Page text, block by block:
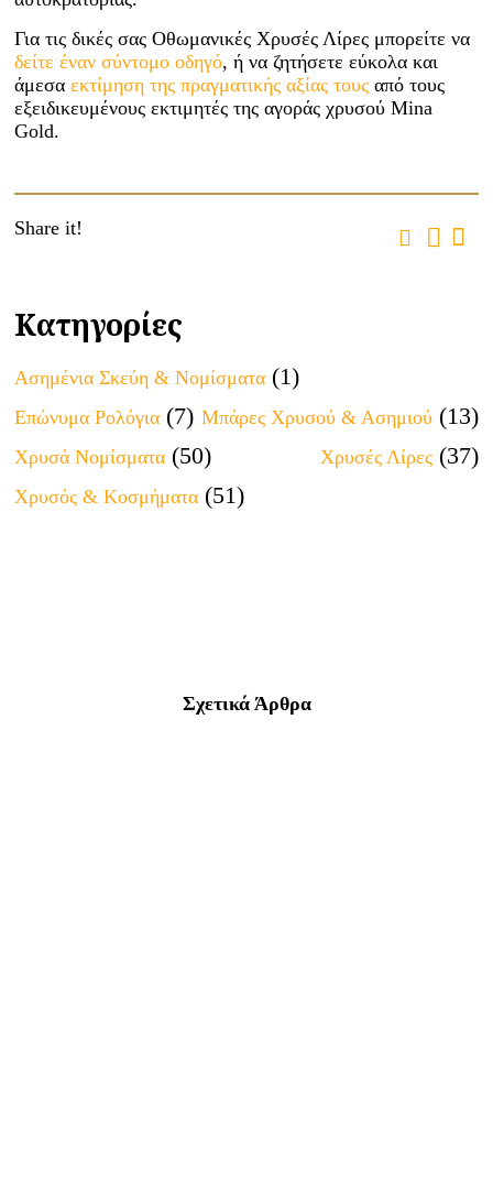
Για τις δικές σας Οθωμανικές Χρυσές Λίρες μπορείτε να
δείτε έναν σύντομο οδηγό, ή να ζητήσετε εύκολα και
άμεσαεκτίμηση της πραγματικής αξίας τους από τους
εξειδικευμένους εκτιμητές της αγοράς χρυσού Mina
Gold.
Share it!
Κατηγορίες
Ασημένια Σκεύη & Νομίσματα (1)
Επώνυμα Ρολόγια (7) Μπάρες Χρυσού & Ασημιού(13)
Χρυσά Νομίσματα (50) Χρυσές Λίρες(37)
Χρυσός & Κοσμήματα (51)
Σχετικά Άρθρα